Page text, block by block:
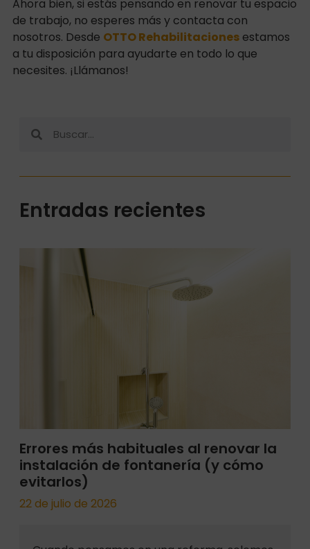
Ahora bien, si estás pensando en renovar tu espacio
de trabajo, no esperes más y contacta con
nosotros. Desde OTTO Rehabilitacionesestamos
a tu disposición para ayudarte en todo lo que
necesites. ¡Llámanos!
Entradas recientes
Errores más habituales al renovar la
instalación de fontanería (y cómo
evitarlos)
22 de julio de 2026